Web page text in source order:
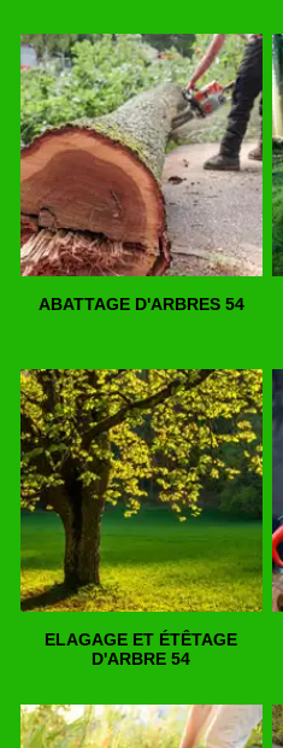
ABATTAGE D'ARBRES 54
ELAGAGE ET ÉTÊTAGE
D'ARBRE 54